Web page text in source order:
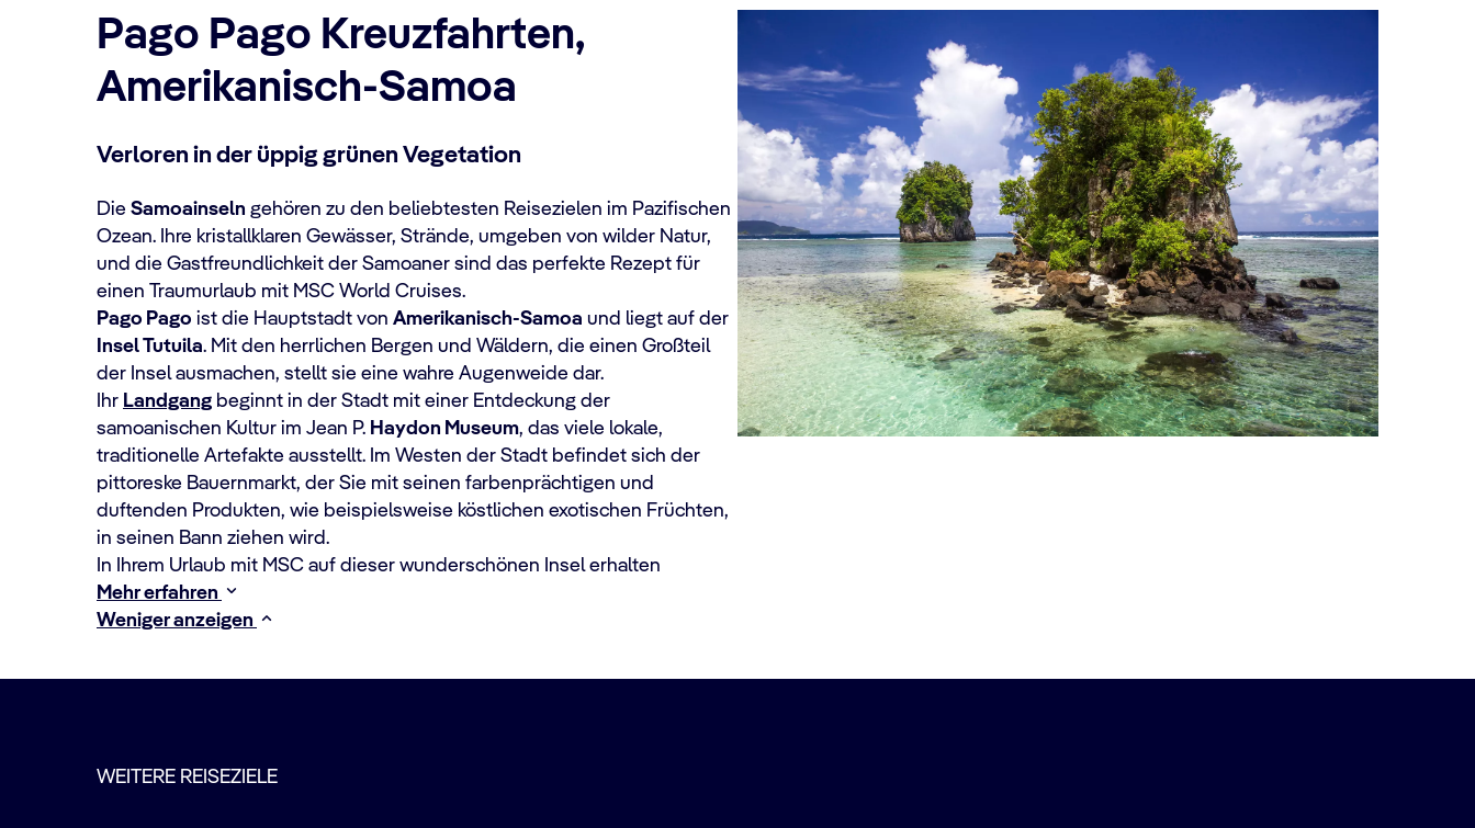
Pago Pago Kreuzfahrten,
Amerikanisch-Samoa
Verloren in der üppig grünen Vegetation
Die Samoainseln gehören zu den beliebtesten Reisezielen im Pazifischen
Ozean. Ihre kristallklaren Gewässer, Strände, umgeben von wilder Natur,
und die Gastfreundlichkeit der Samoaner sind das perfekte Rezept für
einen Traumurlaub mit MSC World Cruises.
Pago Pago ist die Hauptstadt von Amerikanisch-Samoa und liegt auf der
Insel Tutuila. Mit den herrlichen Bergen und Wäldern, die einen Großteil
der Insel ausmachen, stellt sie eine wahre Augenweide dar.
Ihr Landgang beginnt in der Stadt mit einer Entdeckung der
samoanischen Kultur im Jean P. Haydon Museum, das viele lokale,
traditionelle Artefakte ausstellt. Im Westen der Stadt befindet sich der
pittoreske Bauernmarkt, der Sie mit seinen farbenprächtigen und
duftenden Produkten, wie beispielsweise köstlichen exotischen Früchten,
in seinen Bann ziehen wird.
In Ihrem Urlaub mit MSC auf dieser wunderschönen Insel erhalten
Mehr erfahren
Weniger anzeigen
WEITERE REISEZIELE